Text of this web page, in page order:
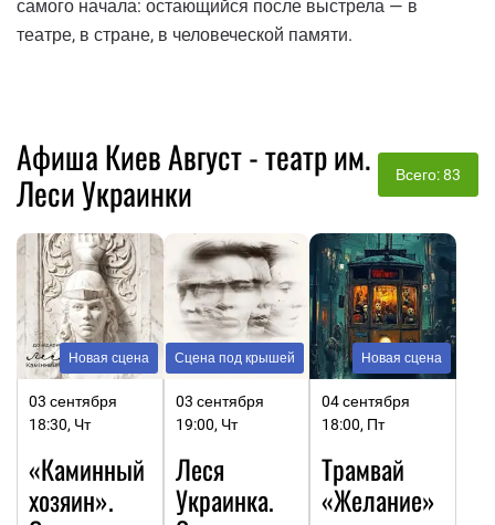
самого начала: остающийся после выстрела — в
театре, в стране, в человеческой памяти.
Афиша Киев Август - театр им.
Леси Украинки
Всего: 83
Новая сцена
03 сентября
18:30, Чт
«Каминный
хозяин».
Сцена под крышей
03 сентября
19:00, Чт
Леся
Украинка.
Новая сцена
04 сентября
18:00, Пт
Трамвай
«Желание»